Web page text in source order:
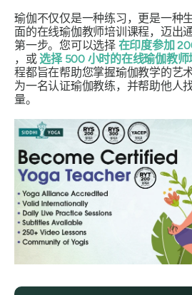
瑜伽不仅仅是一种练习，更是一种
面的在线瑜伽教师培训课程，迈出
第一步。您可以选择 在印度参加
，或 选择 500 小时的在线瑜伽教师
程都旨在帮助您掌握瑜伽教学的艺
为一名认证瑜伽教练，并帮助他人
量。